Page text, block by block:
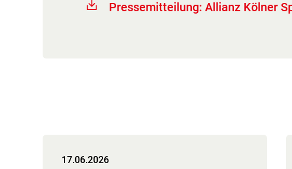
Pressemitteilung: Allianz Kölner
17.06.2026